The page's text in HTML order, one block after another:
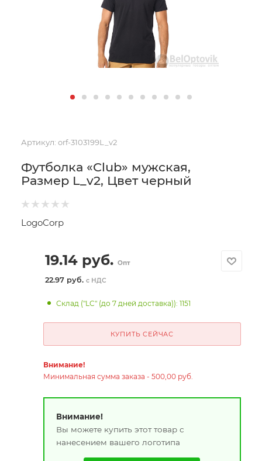
Артикул: orf-3103199L_v2
Футболка «Club» мужская,
Размер L_v2, Цвет черный
LogoCorp
19.14руб. Опт
22.97 руб. с НДС
Склад ("LC" (до 7 дней доставка)): 1151
КУПИТЬ СЕЙЧАС
Внимание!
Минимальная сумма заказа - 500,00 руб.
Внимание!
Вы можете купить этот товар с
нанесением вашего логотипа